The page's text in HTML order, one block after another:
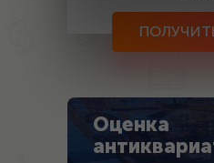
Оценка